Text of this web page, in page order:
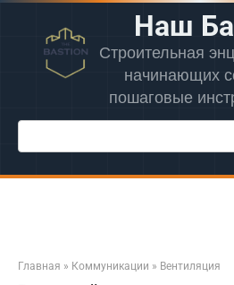
Перейти
контенту
Наш
Строительная
начинающих
пошаговые
Поиск:
Главная » Коммуникации » Вентиляция